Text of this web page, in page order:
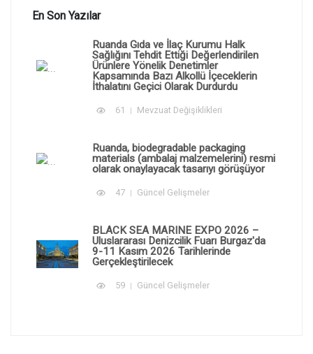
En Son Yazılar
Ruanda Gıda ve İlaç Kurumu Halk
Sağlığını Tehdit Ettiği Değerlendirilen
Ürünlere Yönelik Denetimler
Kapsamında Bazı Alkollü İçeceklerin
İthalatını Geçici Olarak Durdurdu
61 Mevzuat Değişiklikleri
Ruanda, biodegradable packaging
materials (ambalaj malzemelerini) resmi
olarak onaylayacak tasarıyı görüşüyor
47 Güncel Gelişmeler
BLACK SEA MARINE EXPO 2026 –
Uluslararası Denizcilik Fuarı Burgaz'da
9-11 Kasım 2026 Tarihlerinde
Gerçekleştirilecek
59 Güncel Gelişmeler